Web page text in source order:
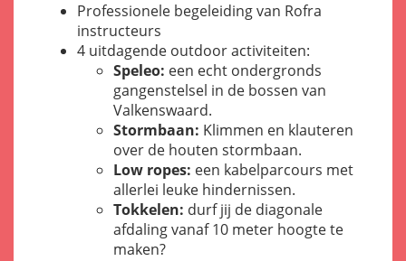
Professionele begeleiding van Rofra
instructeurs
4 uitdagende outdoor activiteiten:
Speleo: een echt ondergronds
gangenstelsel in de bossen van
Valkenswaard.
Stormbaan: Klimmen en klauteren
over de houten stormbaan.
Low ropes: een kabelparcours met
allerlei leuke hindernissen.
Tokkelen: durf jij de diagonale
afdaling vanaf 10 meter hoogte te
maken?